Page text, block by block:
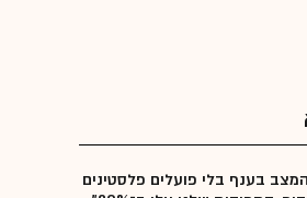
בענף בלי פועלים פלסטינים